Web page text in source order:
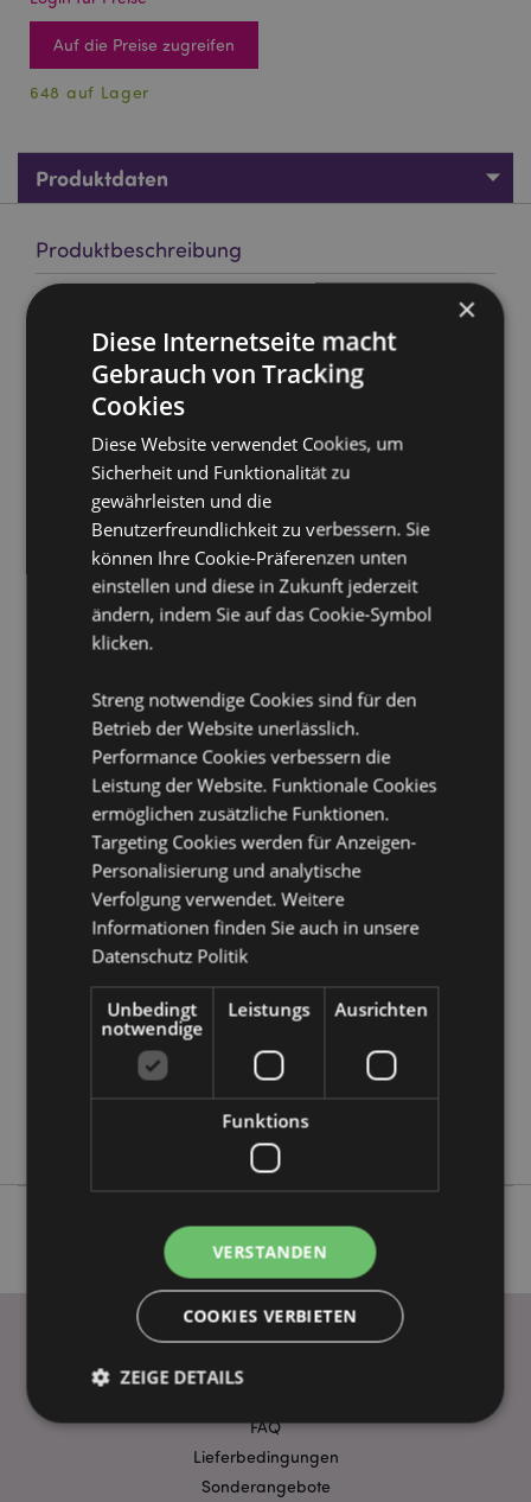
Auf die Preise zugreifen
648 auf Lager
Produktdaten
Produktbeschreibung
Material: 100% reines Natürliches ätherisches Öl
Marke:Goloka
Verpackung:10ml Flasche
Vegan: Ja
Tierversuchsfrei:
Keine Kinderabreit:Ja
Produkttressourcen:
Möchten Sie mehr über den Einkauf bei Puckator
erfahren?
Produktattribute
Information
Höhe 6cm Breite 2.5cm Tiefe 2.5cm
8906051435223
144
0.065000
Keine
Keine
WICHTIGE INFORMATION
FAQ
Lieferbedingungen
Sonderangebote
×
Diese Internetseite macht
Gebrauch von Tracking
Cookies
Diese Website verwendet Cookies, um
Sicherheit und Funktionalität zu
gewährleisten und die
Benutzerfreundlichkeit zu verbessern. Sie
können Ihre Cookie-Präferenzen unten
einstellen und diese in Zukunft jederzeit
ändern, indem Sie auf das Cookie-Symbol
klicken.
Streng notwendige Cookies sind für den
Betrieb der Website unerlässlich.
Performance Cookies verbessern die
Leistung der Website. Funktionale Cookies
ermöglichen zusätzliche Funktionen.
Targeting Cookies werden für Anzeigen-
Personalisierung und analytische
Verfolgung verwendet. Weitere
Informationen finden Sie auch in unsere
Datenschutz Politik
Unbedingt
notwendige
Leistungs Ausrichten
Funktions
VERSTANDEN
COOKIES VERBIETEN
ZEIGE DETAILS
Unbedingt notwendige